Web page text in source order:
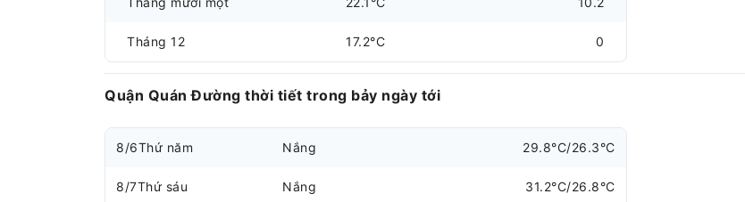
Tháng 12 17.2°C 0
Quận Quán Đường thời tiết trong bảy ngày tới
8/6Thứ năm Nắng 29.8°C/26.3°C
8/7Thứ sáu Nắng 31.2°C/26.8°C